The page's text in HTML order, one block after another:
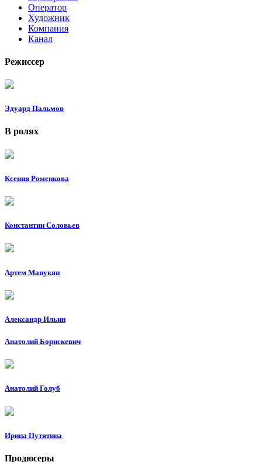
Оператор
Художник
Компания
Канал
Режиссер
Эдуард Пальмов
В ролях
Ксения Роменкова
Константин Соловьев
Артем Манукян
Александр Ильин
Анатолий Борискевич
Анатолий Голуб
Ирина Путятина
Продюсеры